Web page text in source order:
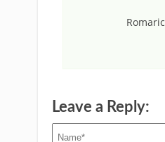
Romaric
Leave a Reply: